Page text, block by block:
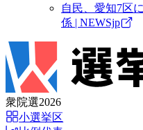
自民、愛知7区
係 | NEWSjp
衆院選2026
小選挙区